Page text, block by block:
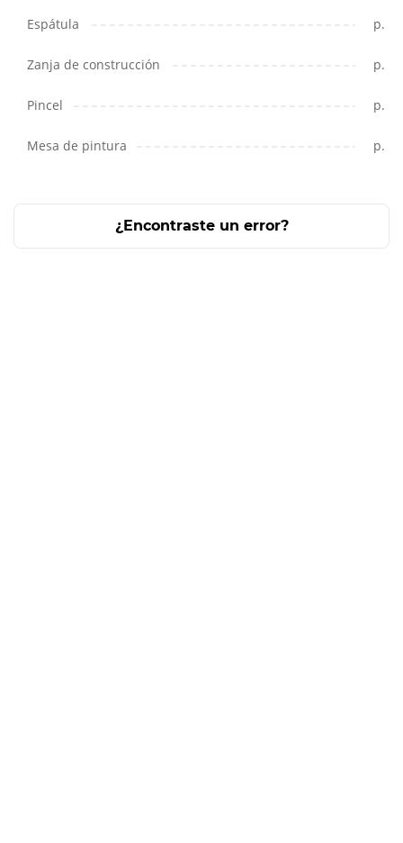
Espátula p.
Zanja de construcción p.
Pincel p.
Mesa de pintura p.
¿Encontraste un error?